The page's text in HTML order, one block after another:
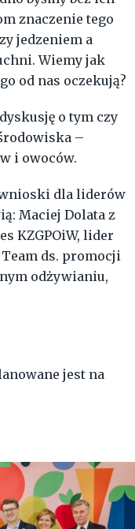
znaczenie tego
jedzeniem a
Wiemy jak
od nas oczekują?
o tym czy
–
i owoców.
dla liderów
Maciej Dolata z
KZGPOiW, lider
ds. promocji
odżywianiu,
jest na